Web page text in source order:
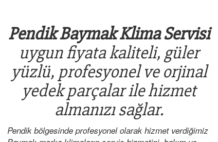
Pendik Baymak Klima Servisi
uygun fiyata kaliteli, güler
yüzlü, profesyonel ve orjinal
yedek parçalar ile hizmet
almanızı sağlar.
Pendik bölgesinde profesyonel olarak hizmet verdiğimiz